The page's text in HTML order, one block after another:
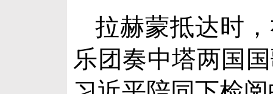
拉赫蒙抵达时
乐团奏中塔两国